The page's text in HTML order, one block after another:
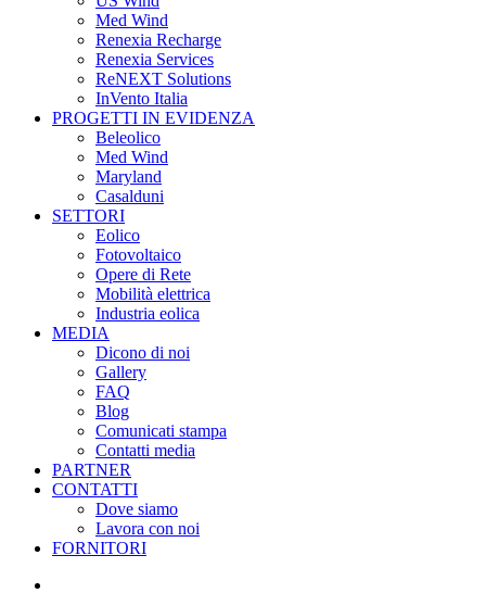
Med Wind
Renexia Recharge
Renexia Services
ReNEXT Solutions
InVento Italia
PROGETTI IN EVIDENZA
Beleolico
Med Wind
Maryland
Casalduni
SETTORI
Eolico
Fotovoltaico
Opere di Rete
Mobilità elettrica
Industria eolica
MEDIA
Dicono di noi
Gallery
FAQ
Blog
Comunicati stampa
Contatti media
PARTNER
CONTATTI
Dove siamo
Lavora con noi
FORNITORI